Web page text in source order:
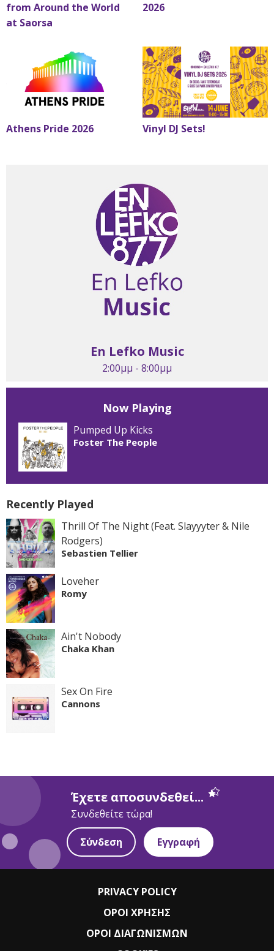
from Around the World
at Saorsa
2026
Athens Pride 2026 Vinyl DJ Sets!
En Lefko Music
2:00μμ - 8:00μμ
Now Playing
Pumped Up Kicks
Foster The People
Recently Played
Thrill Of The Night (Feat. Slayyyter & Nile
Rodgers)
Sebastien Tellier
Loveher
Romy
Ain't Nobody
Chaka Khan
Sex On Fire
Cannons
Έχετε αποσυνδεθεί...
Συνδεθείτε τώρα!
Σύνδεση Εγγραφή
PRIVACY POLICY
ΟΡΟΙ ΧΡΗΣΗΣ
ΟΡΟΙ ΔΙΑΓΩΝΙΣΜΩΝ